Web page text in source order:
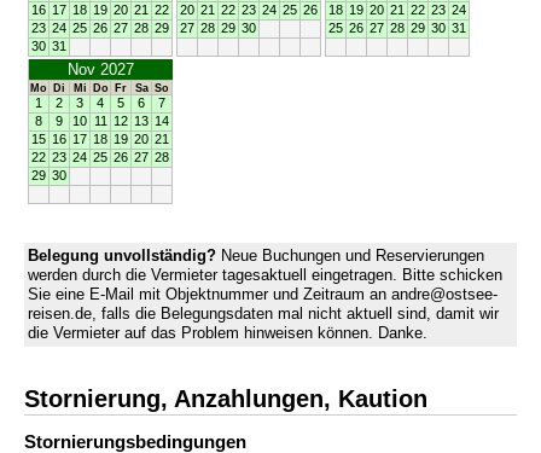
16 17 18 19 20 21 22
23 24 25 26 27 28 29
30 31
20 21 22 23 24 25 26
27 28 29 30
18 19 20 21 22 23 24
25 26 27 28 29 30 31
Nov 2027
Mo Di Mi Do Fr Sa So
1 2 3 4 5 6
7
8
9 10 11 12 13 14
15 16 17 18 19 20 21
22 23 24 25 26 27 28
29 30
Belegung unvollständig? Neue Buchungen und Reservierungen
werden durch die Vermieter tagesaktuell eingetragen. Bitte schicken
Sie eine E-Mail mit Objektnummer und Zeitraum an andre@ostsee-
reisen.de, falls die Belegungsdaten mal nicht aktuell sind, damit wir
die Vermieter auf das Problem hinweisen können. Danke.
Stornierung, Anzahlungen, Kaution
Stornierungs­bedingungen